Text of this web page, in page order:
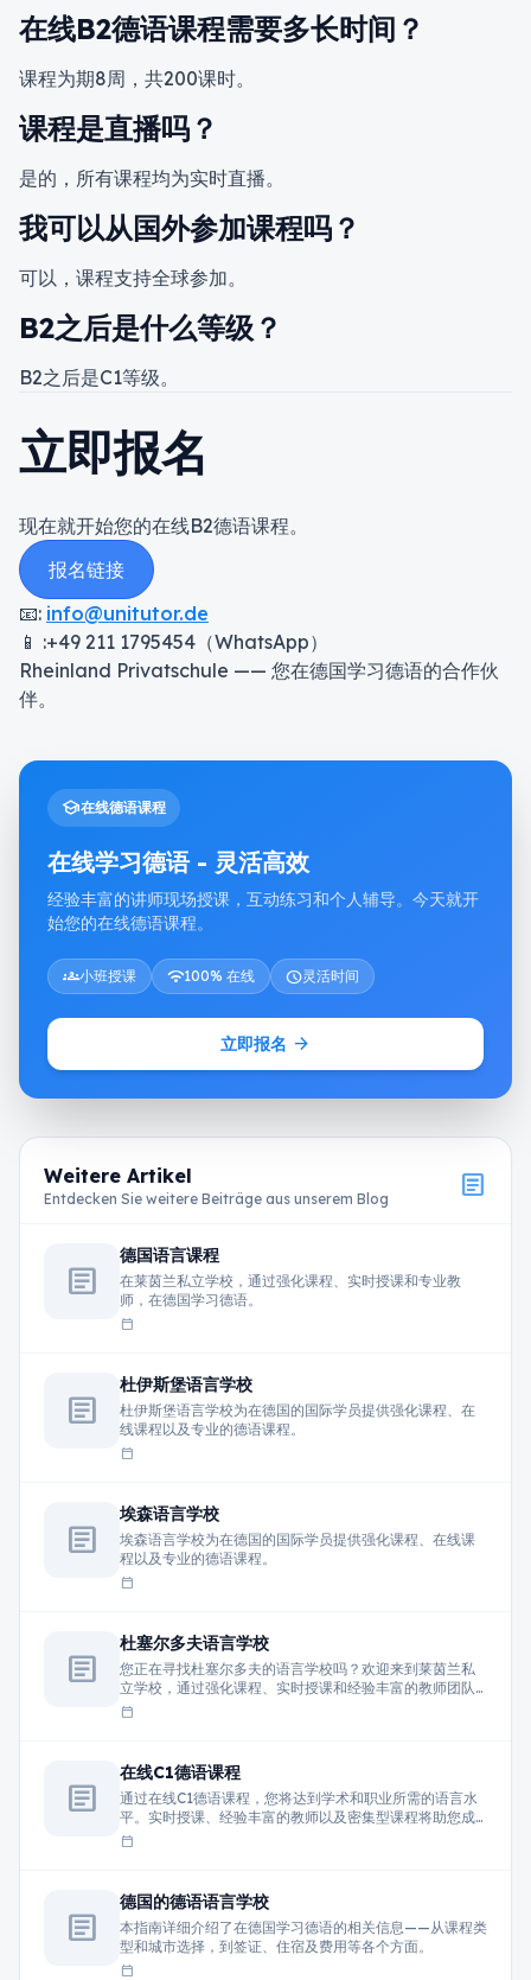
在线B2德语课程需要多长时间？
课程为期8周，共200课时。
课程是直播吗？
是的，所有课程均为实时直播。
我可以从国外参加课程吗？
可以，课程支持全球参加。
B2之后是什么等级？
B2之后是C1等级。
立即报名
现在就开始您的在线B2德语课程。
报名链接
📧: info@unitutor.de
📱 :+49 211 1795454（WhatsApp）
Rheinland Privatschule —— 您在德国学习德语的合作伙
伴。
school在线德语课程
在线学习德语 - 灵活高效
经验丰富的讲师现场授课，互动练习和个人辅导。今天就开
始您的在线德语课程。
groups小班授课 wifi100% 在线 schedule灵活时间
立即报名 arrow_forward
Weitere Artikel
Entdecken Sie weitere Beiträge aus unserem Blog article
article
德国语言课程
在莱茵兰私立学校，通过强化课程、实时授课和专业教
师，在德国学习德语。
calendar_today
article
杜伊斯堡语言学校
杜伊斯堡语言学校为在德国的国际学员提供强化课程、在
线课程以及专业的德语课程。
calendar_today
article
埃森语言学校
埃森语言学校为在德国的国际学员提供强化课程、在线课
程以及专业的德语课程。
calendar_today
article
杜塞尔多夫语言学校
您正在寻找杜塞尔多夫的语言学校吗？欢迎来到莱茵兰私
立学校，通过强化课程、实时授课和经验丰富的教师团队
学习德语。
calendar_today
article
在线C1德语课程
通过在线C1德语课程，您将达到学术和职业所需的语言水
平。实时授课、经验丰富的教师以及密集型课程将助您成
功掌握德语。
calendar_today
article
德国的德语语言学校
本指南详细介绍了在德国学习德语的相关信息——从课程类
型和城市选择，到签证、住宿及费用等各个方面。
calendar_today